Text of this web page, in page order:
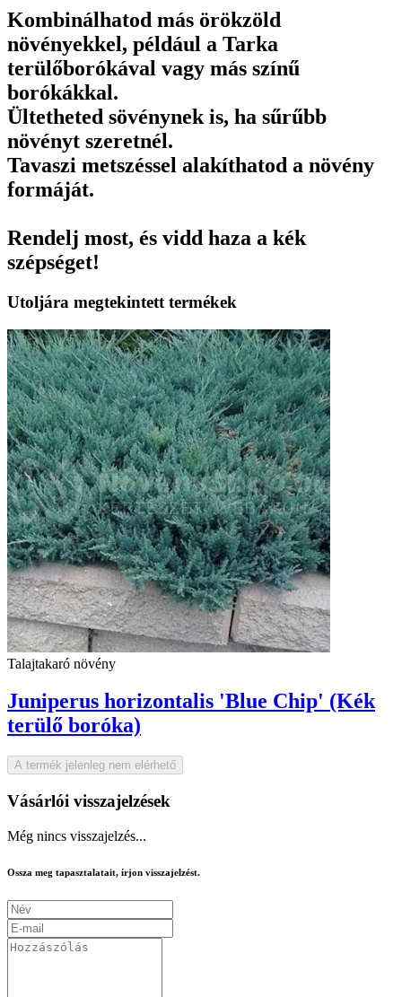
Kombinálhatod más örökzöld
növényekkel, például a Tarka
terülőborókával vagy más színű
borókákkal.
Ültetheted sövénynek is, ha sűrűbb
növényt szeretnél.
Tavaszi metszéssel alakíthatod a növény
formáját.
Rendelj most, és vidd haza a kék
szépséget!
Utoljára megtekintett termékek
Talajtakaró növény
Juniperus horizontalis 'Blue Chip' (Kék
terülő boróka)
A termék jelenleg nem elérhető
Vásárlói visszajelzések
Még nincs visszajelzés...
Ossza meg tapasztalatait, írjon visszajelzést.